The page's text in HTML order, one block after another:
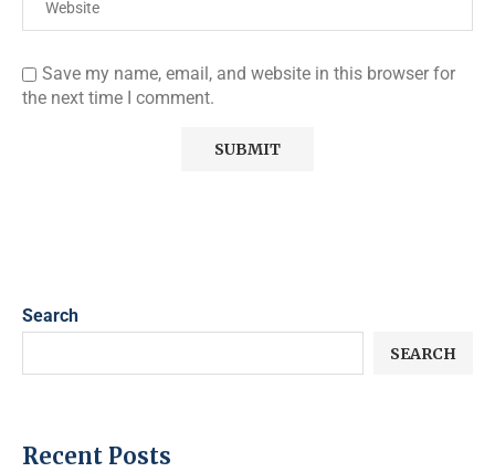
Save my name, email, and website in this browser for
the next time I comment.
Search
SEARCH
Recent Posts